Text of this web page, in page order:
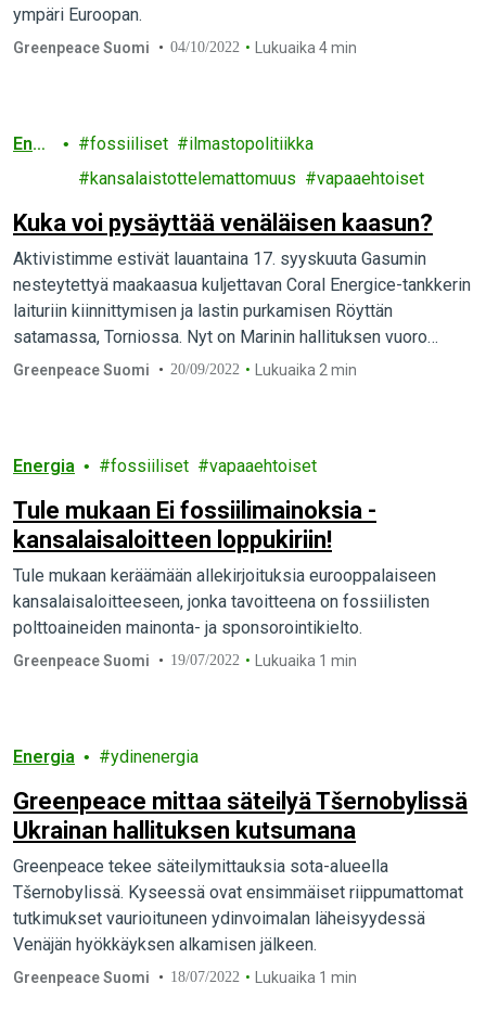
ympäri Euroopan.
Greenpeace Suomi 04/10/2022 Lukuaika 4 min
Ener
fossiiliset
ilmastopolitiikka
kansalaistottelemattomuus
vapaaehtoiset
Kuka voi pysäyttää venäläisen kaasun?
Aktivistimme estivät lauantaina 17. syyskuuta Gasumin
nesteytettyä maakaasua kuljettavan Coral Energice-tankkerin
laituriin kiinnittymisen ja lastin purkamisen Röyttän
satamassa, Torniossa. Nyt on Marinin hallituksen vuoro
toimia, ja lopettaa Gasumin kaasun tuonti Venäjältä.
Greenpeace Suomi 20/09/2022 Lukuaika 2 min
Energia fossiiliset vapaaehtoiset
Tule mukaan Ei fossiilimainoksia -
kansalaisaloitteen loppukiriin!
Tule mukaan keräämään allekirjoituksia eurooppalaiseen
kansalaisaloitteeseen, jonka tavoitteena on fossiilisten
polttoaineiden mainonta- ja sponsorointikielto.
Greenpeace Suomi 19/07/2022 Lukuaika 1 min
Energia ydinenergia
Greenpeace mittaa säteilyä Tšernobylissä
Ukrainan hallituksen kutsumana
Greenpeace tekee säteilymittauksia sota-alueella
Tšernobylissä. Kyseessä ovat ensimmäiset riippumattomat
tutkimukset vaurioituneen ydinvoimalan läheisyydessä
Venäjän hyökkäyksen alkamisen jälkeen.
Greenpeace Suomi 18/07/2022 Lukuaika 1 min